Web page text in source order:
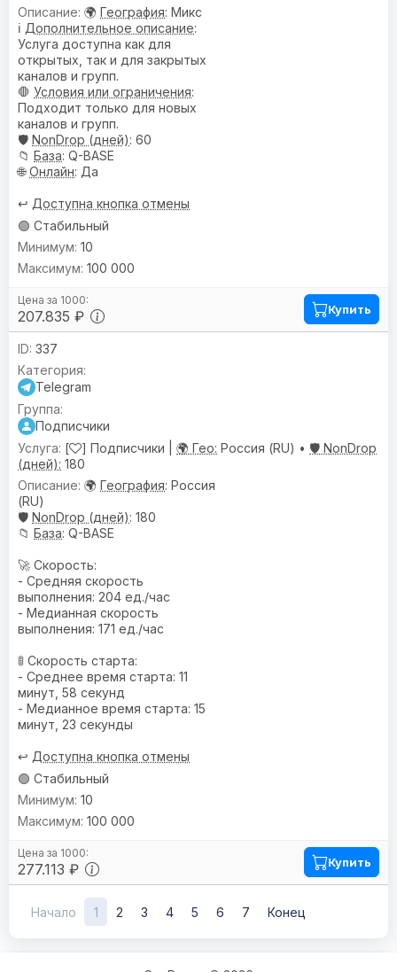
🌍 География: Микс
ℹ️ Дополнительное описание:
Услуга доступна как для
открытых, так и для закрытых
каналов и групп.
🛑 Условия или ограничения:
Подходит только для новых
каналов и групп.
🛡️ NonDrop (дней): 60
📁 База: Q-BASE
🌐Онлайн: Да
↩️ Доступна кнопка отмены
🟢 Стабильный
207.835 ₽
10
100 000
Купить
337
Telegram
Подписчики
[
] Подписчики | 🌍 Гео: Россия (RU) • 🛡️ NonDrop
(дней): 180
🌍 География: Россия
(RU)
🛡️ NonDrop (дней): 180
📁 База: Q-BASE
🚀 Скорость:
- Средняя скорость
выполнения: 204 ед./час
- Медианная скорость
выполнения: 171 ед./час
🚦 Скорость старта:
- Среднее время старта: 11
минут, 58 секунд
- Медианное время старта: 15
минут, 23 секунды
↩️ Доступна кнопка отмены
🟢 Стабильный
277.113 ₽
10
100 000
Купить
Начало 1 2 3 4 5 6 7 Конец